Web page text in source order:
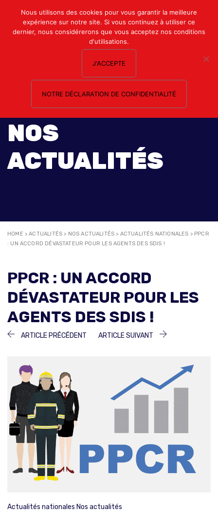
Mon compte
Nous contacter
NOS
ACTUALITÉS
HOME >ACTUALITÉS > NOS ACTUALITÉS > ACTUALITÉS NATIONALES > PPCR
: UN ACCORD DÉVASTATEUR POUR LES AGENTS DES SDIS !
PPCR : UN ACCORD
DÉVASTATEUR POUR LES
AGENTS DES SDIS !
NAVIGATION
L’ARTICLE
ARTICLE PRÉCÉDENT ARTICLE
ARTICLE SUIVANT
ARTICLE
Actualités nationales Nos actualités
Nous utilisons des cookies pour vous garantir la meilleure
expérience sur notre site. Si vous continuez à utiliser ce
dernier, nous considérerons que vous acceptez nos conditions
d'utilisations.
J'ACCEPTE
NOTRE DÉCLARATION DE CONFIDENTIALITÉ